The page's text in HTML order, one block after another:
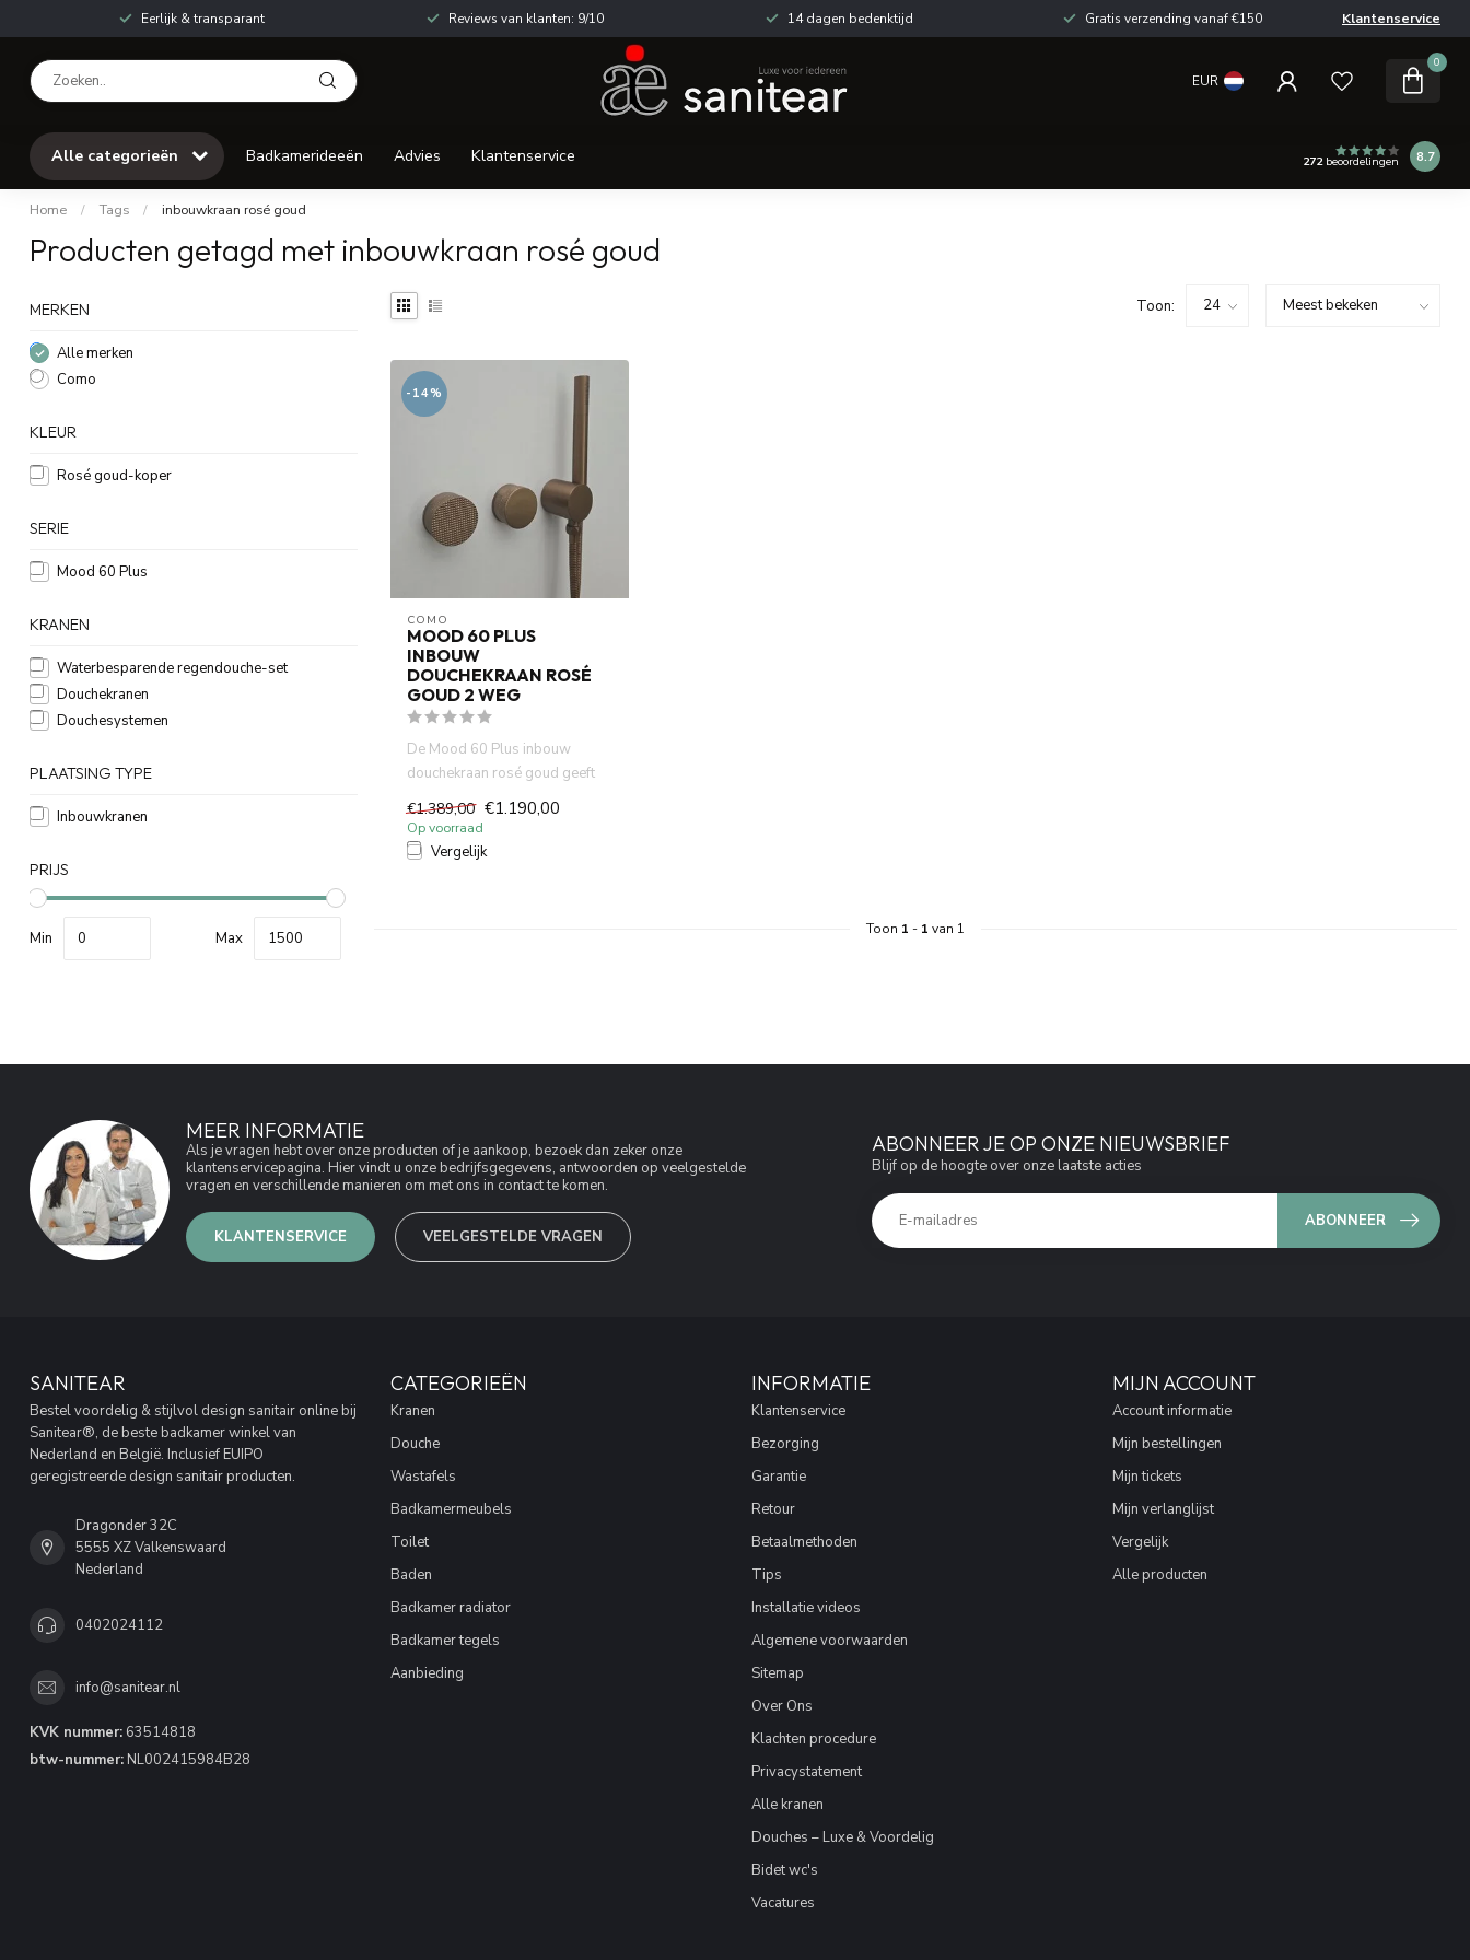
Eerlijk & transparant Reviews van klanten: 9/10 14 dagen bedenktijd Gratis verzending vanaf €150 Klantenservice
EUR
0
Alle categorieën Badkamerideeën Advies Klantenservice 272beoordelingen 8.7
Home / Tags / inbouwkraan rosé goud
Producten getagd met inbouwkraan rosé goud
MERKEN
Alle merken
Como
KLEUR
Rosé goud-koper
SERIE
Mood 60 Plus
KRANEN
Waterbesparende regendouche-set
Douchekranen
Douchesystemen
PLAATSING TYPE
Inbouwkranen
PRIJS
Min Max
Toon:
-14%
COMO
MOOD 60 PLUS
INBOUW
DOUCHEKRAAN ROSÉ
GOUD 2 WEG
De Mood 60 Plus inbouw
douchekraan rosé goud geeft
€1.389,00 €1.190,00
Op voorraad
Vergelijk
Toon 1 - 1 van 1
MEER INFORMATIE
Als je vragen hebt over onze producten of je aankoop, bezoek dan zeker onze
klantenservicepagina. Hier vindt u onze bedrijfsgegevens, antwoorden op veelgestelde
vragen en verschillende manieren om met ons in contact te komen.
KLANTENSERVICE VEELGESTELDE VRAGEN
ABONNEER JE OP ONZE NIEUWSBRIEF
Blijf op de hoogte over onze laatste acties
ABONNEER
SANITEAR
Bestel voordelig & stijlvol design sanitair online bij
Sanitear®, de beste badkamer winkel van
Nederland en België. Inclusief EUIPO
geregistreerde design sanitair producten.
Dragonder 32C
5555 XZ Valkenswaard
Nederland
0402024112
info@sanitear.nl
KVK nummer: 63514818
btw-nummer: NL002415984B28
CATEGORIEËN
Kranen
Douche
Wastafels
Badkamermeubels
Toilet
Baden
Badkamer radiator
Badkamer tegels
Aanbieding
INFORMATIE
Klantenservice
Bezorging
Garantie
Retour
Betaalmethoden
Tips
Installatie videos
Algemene voorwaarden
Sitemap
Over Ons
Klachten procedure
Privacystatement
Alle kranen
Douches – Luxe & Voordelig
Bidet wc's
Vacatures
MIJN ACCOUNT
Account informatie
Mijn bestellingen
Mijn tickets
Mijn verlanglijst
Vergelijk
Alle producten